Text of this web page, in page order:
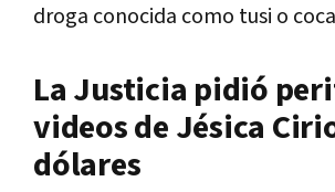
droga conocida como tusi o
La Justicia pidió
videos de Jésica
dólares